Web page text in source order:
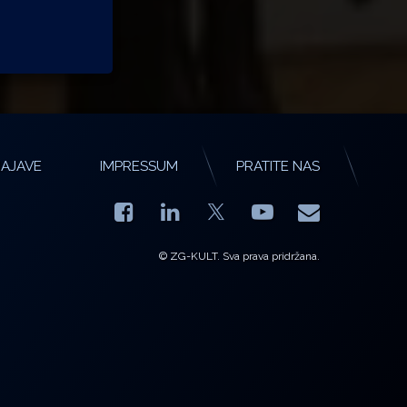
IMPRESSUM PRATITE NAS
Facebook
LinkedIn YouTube
E-mail
© ZG-KULT. Sva prava pridržana.